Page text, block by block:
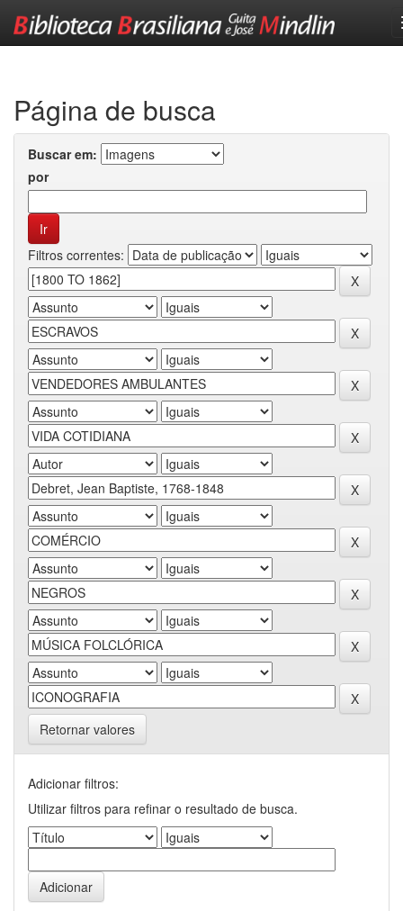
Página de busca
Buscar em:
por
Filtros correntes:
Retornar valores
Adicionar filtros:
Utilizar filtros para refinar o resultado de busca.